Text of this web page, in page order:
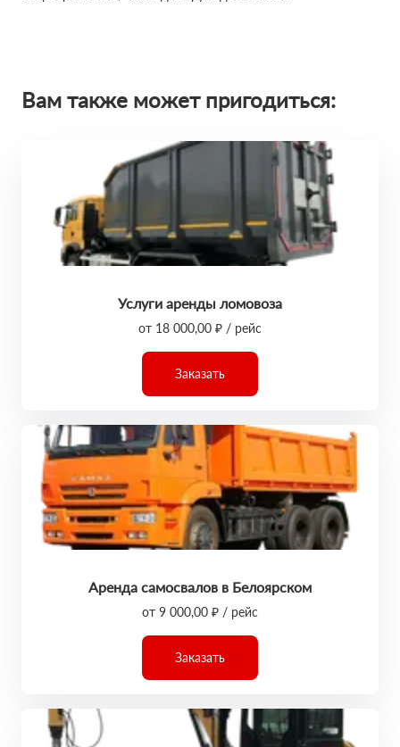
Вам также может пригодиться:
Услуги аренды ломовоза
от 18 000,00 ₽ / рейс
Заказать
Аренда самосвалов в Белоярском
от 9 000,00 ₽ / рейс
Заказать